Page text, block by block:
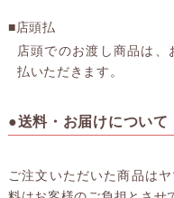
■店頭払
店頭でのお渡し商品は、
払いただきます。
●送料・お届けについて
ご注文いただいた商品は